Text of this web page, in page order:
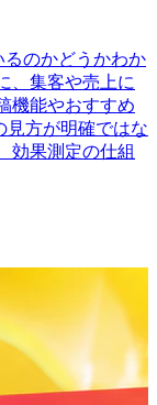
るのかどうかわか
、集客や売上に
機能やおすすめ
見方が明確ではな
効果測定の仕組